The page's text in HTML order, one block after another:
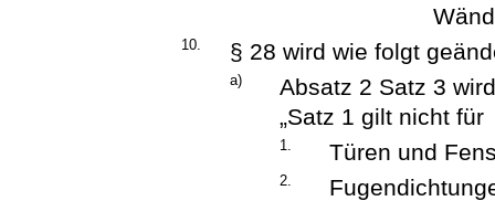
10. § 28 wird wie folgt
a)
Absatz 2 Satz 3
„Satz 1 gilt nicht für
1. Türen und
2.